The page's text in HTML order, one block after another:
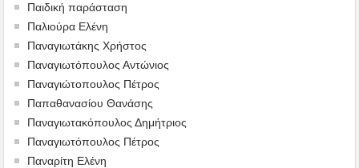
Παιδική παράσταση
Παλιούρα Ελένη
Παναγιωτάκης Χρήστος
Παναγιωτόπουλος Αντώνιος
Παναγιώτοπουλος Πέτρος
Παπαθανασίου Θανάσης
Παναγιωτακόπουλος Δημήτριος
Παναγιωτόπουλος Πέτρος
Παναρίτη Ελένη